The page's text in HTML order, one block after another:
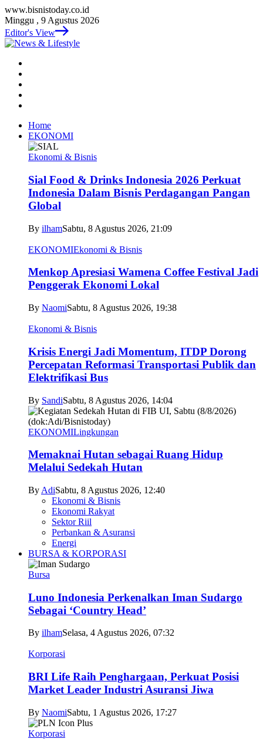
www.bisnistoday.co.id
Minggu , 9 Agustus 2026
Editor's View
Home
EKONOMI
Ekonomi & Bisnis
Sial Food & Drinks Indonesia 2026 Perkuat
Indonesia Dalam Bisnis Perdagangan Pangan
Global
By ilhamSabtu, 8 Agustus 2026, 21:09
EKONOMIEkonomi & Bisnis
Menkop Apresiasi Wamena Coffee Festival Jadi
Penggerak Ekonomi Lokal
By NaomiSabtu, 8 Agustus 2026, 19:38
Ekonomi & Bisnis
Krisis Energi Jadi Momentum, ITDP Dorong
Percepatan Reformasi Transportasi Publik dan
Elektrifikasi Bus
By SandiSabtu, 8 Agustus 2026, 14:04
EKONOMILingkungan
Memaknai Hutan sebagai Ruang Hidup
Melalui Sedekah Hutan
By AdiSabtu, 8 Agustus 2026, 12:40
Ekonomi & Bisnis
Ekonomi Rakyat
Sektor Riil
Perbankan & Asuransi
Energi
BURSA & KORPORASI
Bursa
Luno Indonesia Perkenalkan Iman Sudargo
Sebagai ‘Country Head’
By ilhamSelasa, 4 Agustus 2026, 07:32
Korporasi
BRI Life Raih Penghargaan, Perkuat Posisi
Market Leader Industri Asuransi Jiwa
By NaomiSabtu, 1 Agustus 2026, 17:27
Korporasi